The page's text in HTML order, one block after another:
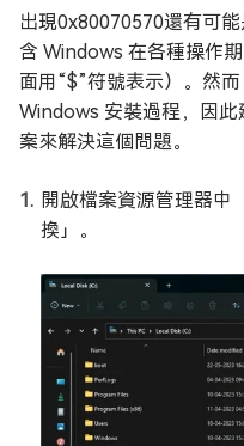
出現0x80070570還有可
含 Windows 在各種操作
面用“$”符號表示）。然
Windows 安裝過程，因
案來解決這個問題。
開啟檔案資源管理器中
換」。